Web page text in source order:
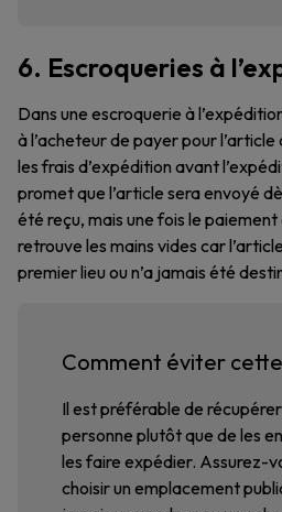
6. Escroqueries à
Dans une escroquerie à
à l’acheteur de payer pour l’article
les frais d’expédition avant
promet que l’article sera envoyé
été reçu, mais une fois le
retrouve les mains vides car
premier lieu ou n’a jamais été
Comment éviter
Il est préférable de
personne plutôt que de les
les faire expédier. Assurez-
choisir un emplacement